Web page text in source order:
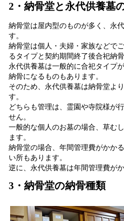
2・納骨堂と永代供養墓
納骨堂は屋内型のものが多く、永
す。
納骨堂は個人・夫婦・家族などで
るタイプと契約期間終了後合祀納
永代供養墓は一般的に合祀タイプ
納骨になるものもあります。
そのため、永代供養墓は納骨堂よ
す。
どちらも管理は、霊園や寺院様が
せん。
一般的な個人のお墓の場合、草む
ます。
納骨堂の場合、年間管理費がかか
い所もあります。
逆に、永代供養墓は年間管理費が
3・納骨堂の納骨種類